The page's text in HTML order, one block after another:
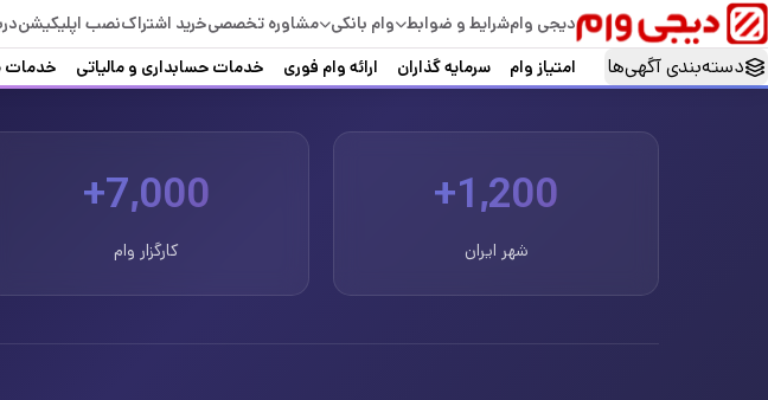
دیجی وامشرایط و ضوابط وام بانکی مشاوره تخصصیخرید اشتراکنصب اپلیکیشن
دسته‌بندی آگهی‌ها
امتیاز وام سرمایه گذاران ارائه وام فوری خدمات حسابداری و مالیاتی خدمات
1,200+
شهر ایران
7,000+
کارگزار وام